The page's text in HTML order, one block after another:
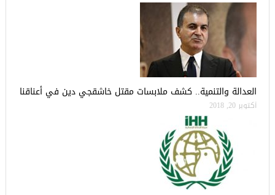
العدالة والتنمية.. كشف ملابسات مقتل خاشقجي دين في أعناقنا
أكتوبر 20, 2018